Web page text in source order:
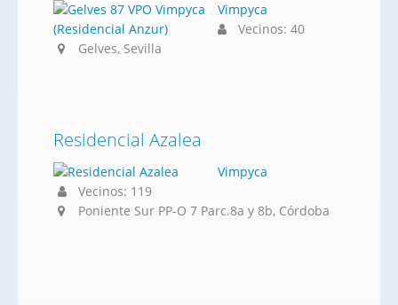
Vimpyca
Vecinos: 40
Gelves, Sevilla
Residencial Azalea
Vimpyca
Vecinos: 119
Poniente Sur PP-O 7 Parc.8a y 8b, Córdoba